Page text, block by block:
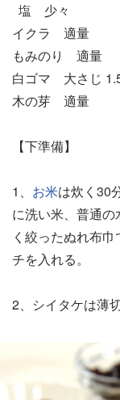
塩 少々
イクラ 適量
もみのり 適量
白ゴマ 大さじ
木の芽 適量
【下準備】
1、 お米は炊く30
に洗い米、普通
く絞ったぬれ布
チを入れる。
2、シイタケは薄